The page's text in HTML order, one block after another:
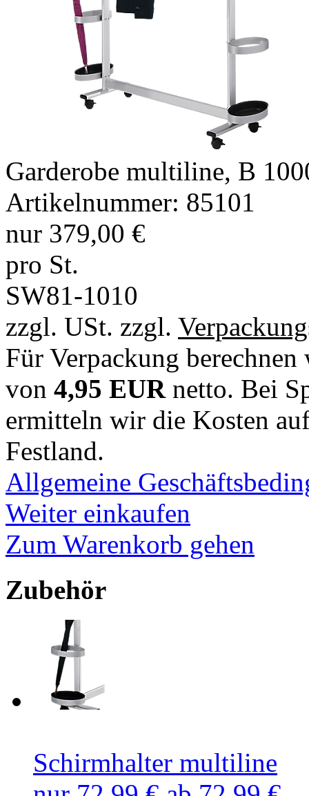
Garderobe multiline, B
Artikelnummer: 85101
nur 379,00 €
pro St.
SW81-1010
zzgl. USt. zzgl.
Für Verpackung
von 4,95 EURnetto. Bei
ermitteln wir die Kosten
Festland.
Allgemeine
Weiter einkaufen
Zum Warenkorb gehen
Zubehör
Schirmhalter multiline